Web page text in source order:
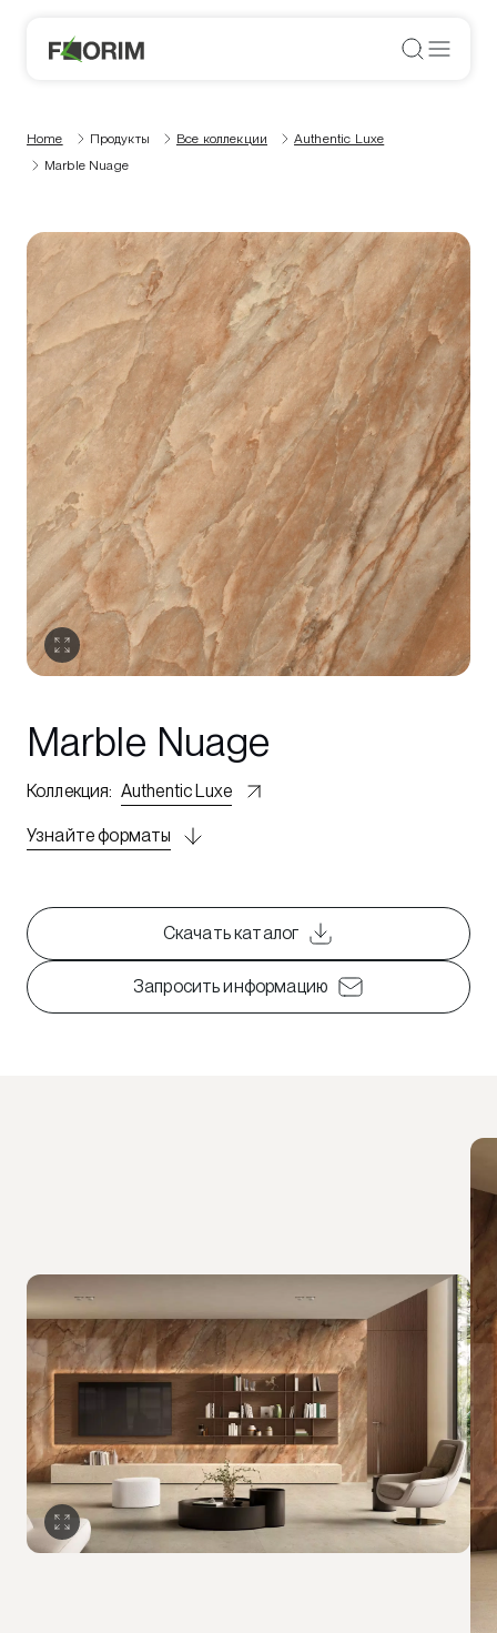
Home Продукты Все коллекции
Authentic Luxe
Marble Nuage
Marble Nuage
Коллекция: Authentic Luxe
Узнайте форматы
Скачать каталог
Запросить информацию